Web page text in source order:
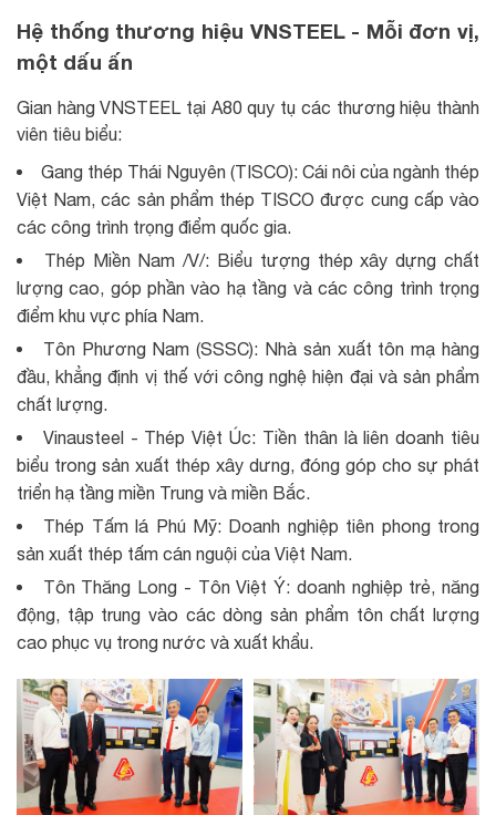
Hệ thống thương hiệu VNSTEEL - Mỗi đơn vị,
một dấu ấn
Gian hàng VNSTEEL tại A80 quy tụ các thương hiệu thành
viên tiêu biểu:
Gang thép Thái Nguyên (TISCO): Cái nôi của ngành thép
Việt Nam, các sản phẩm thép TISCO được cung cấp vào
các công trình trọng điểm quốc gia.
Thép Miền Nam /V/: Biểu tượng thép xây dựng chất
lượng cao, góp phần vào hạ tầng và các công trình trọng
điểm khu vực phía Nam.
Tôn Phương Nam (SSSC): Nhà sản xuất tôn mạ hàng
đầu, khẳng định vị thế với công nghệ hiện đại và sản phẩm
chất lượng.
Vinausteel - Thép Việt Úc: Tiền thân là liên doanh tiêu
biểu trong sản xuất thép xây dưng, đóng góp cho sự phát
triển hạ tầng miền Trung và miền Bắc.
Thép Tấm lá Phú Mỹ: Doanh nghiệp tiên phong trong
sản xuất thép tấm cán nguội của Việt Nam.
Tôn Thăng Long - Tôn Việt Ý: doanh nghiệp trẻ, năng
động, tập trung vào các dòng sản phẩm tôn chất lượng
cao phục vụ trong nước và xuất khẩu.